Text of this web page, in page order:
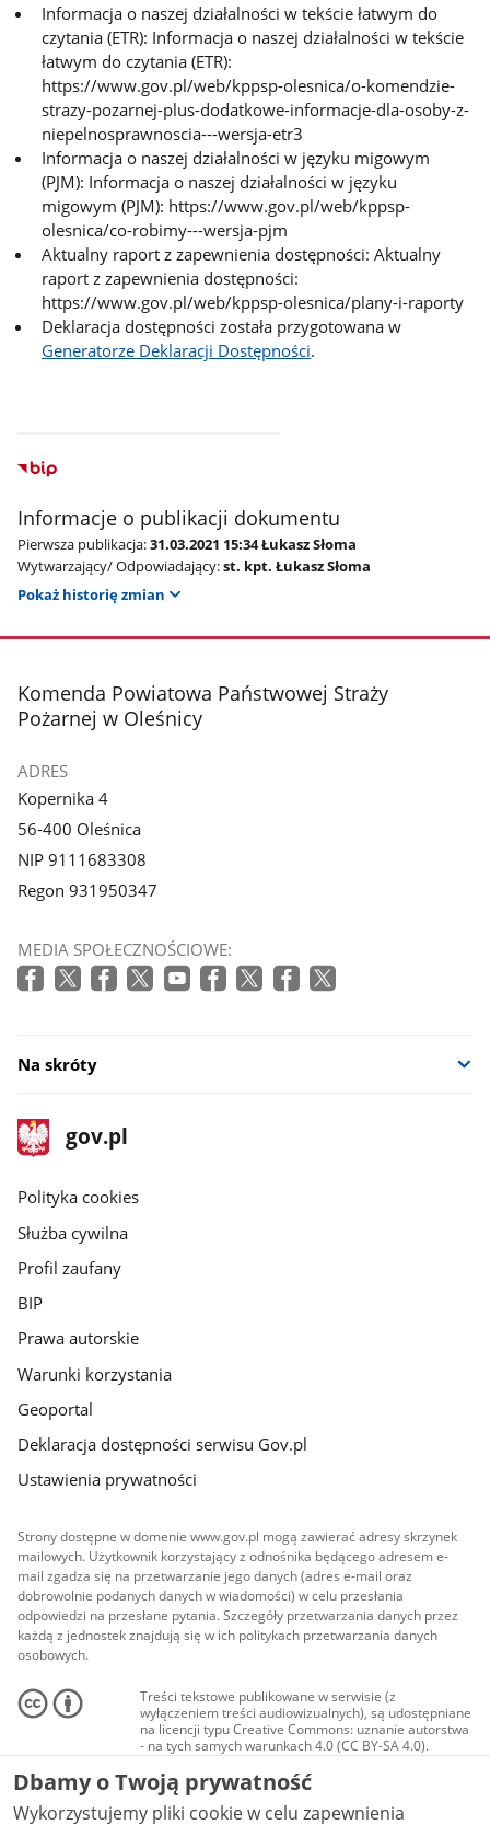
Informacja o naszej działalności w tekście łatwym do
czytania (ETR): Informacja o naszej działalności w tekście
łatwym do czytania (ETR):
https://www.gov.pl/web/kppsp-olesnica/o-komendzie-
strazy-pozarnej-plus-dodatkowe-informacje-dla-osoby-z-
niepelnosprawnoscia---wersja-etr3
Informacja o naszej działalności w języku migowym
(PJM): Informacja o naszej działalności w języku
migowym (PJM): https://www.gov.pl/web/kppsp-
olesnica/co-robimy---wersja-pjm
Aktualny raport z zapewnienia dostępności: Aktualny
raport z zapewnienia dostępności:
https://www.gov.pl/web/kppsp-olesnica/plany-i-raporty
Deklaracja dostępności została przygotowana w
Generatorze Deklaracji Dostępności.
Informacje o publikacji dokumentu
Pierwsza publikacja:31.03.2021 15:34 Łukasz Słoma
Wytwarzający/ Odpowiadający:st. kpt. Łukasz Słoma
Pokaż historię zmian
stopka
Komenda Powiatowa Państwowej Straży
Pożarnej w Oleśnicy
ADRES
Kopernika 4
56-400 Oleśnica
NIP 9111683308
Regon 931950347
MEDIA SPOŁECZNOŚCIOWE:
Na skróty
stopka
gov.pl
Strona
gov.pl
gov.pl
Polityka cookies
Służba cywilna
Profil zaufany
BIP
Prawa autorskie
Warunki korzystania
Geoportal
Deklaracja dostępności serwisu Gov.pl
Ustawienia prywatności
Strony dostępne w domenie www.gov.pl mogą zawierać adresy skrzynek
mailowych. Użytkownik korzystający z odnośnika będącego adresem e-
mail zgadza się na przetwarzanie jego danych (adres e-mail oraz
dobrowolnie podanych danych w wiadomości) w celu przesłania
odpowiedzi na przesłane pytania. Szczegóły przetwarzania danych przez
każdą z jednostek znajdują się w ich politykach przetwarzania danych
osobowych.
Treści tekstowe publikowane w serwisie (z
wyłączeniem treści audiowizualnych), są udostępniane
na licencji typu Creative Commons: uznanie autorstwa
- na tych samych warunkach 4.0 (CC BY-SA 4.0).
Materiały audiowizualne, w tym zdjęcia, materiały
audio i wideo, są udostępniane na licencji typu
Creative Commons: uznanie autorstwa użycie
niekomercyjne - bez utworów zależnych 4.0 (CC BY-
Dbamy o Twoją prywatność
Wykorzystujemy pliki cookie w celu zapewnienia